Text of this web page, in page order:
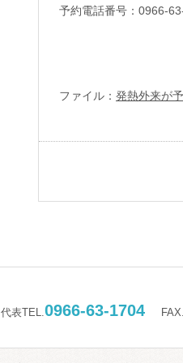
予約電話番号：0966-
ファイル： 発熱外来が
代表TEL.0966-63-1704 FAX.